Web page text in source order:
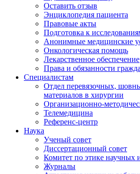
Оставить отзыв
Энциклопедия пациента
Правовые акты
Подготовка к
Анонимные медицинские
Онкологическая помощь
Лекарственное обеспечение
Права и обязанности
Специалистам
Отдел перевязочных,
материалов в хирургии
Организационно-
Телемедицина
Референс-центр
Наука
Ученый совет
Диссертационный совет
Комитет по этике научных
Журналы